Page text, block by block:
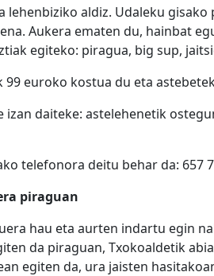
lehenbiziko aldiz. Udaleku
Aukera ematen du, hainbat
egiteko: piragua, big sup,
99 euroko kostua du eta
izan daiteke: astelehenetik
telefonora deitu behar da: 657
piraguan
hau eta aurten indartu egin
da piraguan, Txokoaldetik
egiten da, ura jaisten